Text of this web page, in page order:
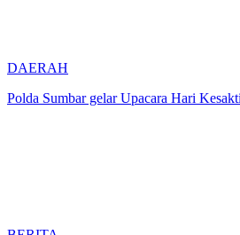
DAERAH
Polda Sumbar gelar Upacara Hari